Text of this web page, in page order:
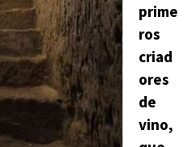
prime
ros
criad
ores
de
vino,